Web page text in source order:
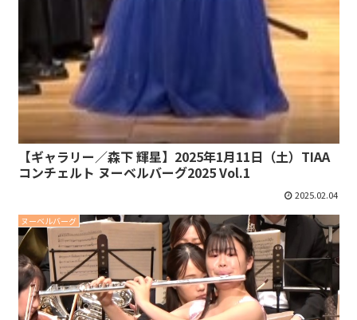
【ギャラリー／森下 輝星】2025年1月11日（土）TIAA
コンチェルト ヌーベルバーグ2025 Vol.1
2025.02.04
ヌーベルバーグ